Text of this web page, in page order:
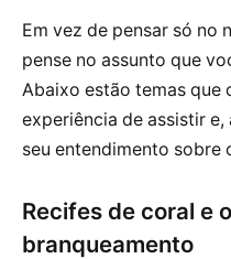
Em vez de pensar só no
pense no assunto que
Abaixo estão temas que
experiência de assistir
seu entendimento sobre
Recifes de coral e
branqueamento